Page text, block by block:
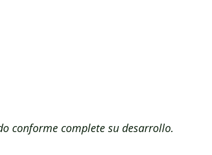
conforme complete su desarrollo.